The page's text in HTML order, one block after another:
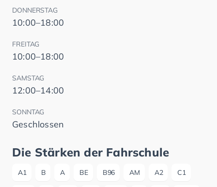
DONNERSTAG
10:00–18:00
FREITAG
10:00–18:00
SAMSTAG
12:00–14:00
SONNTAG
Geschlossen
Die Stärken der Fahrschule
A1 B A BE B96 AM A2 C1